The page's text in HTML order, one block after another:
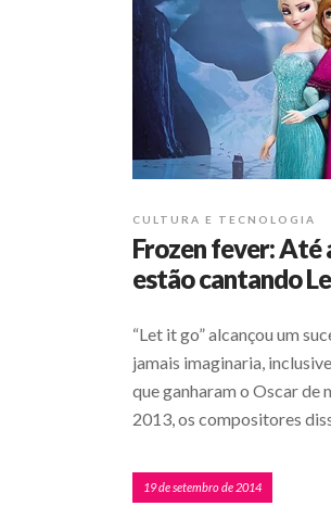
CULTURA E TECNOLOGIA
Frozen fever: Até
estão cantando
“Let it go” alcançou um
jamais imaginaria,
que ganharam o Oscar de
2013, os compositores
19 de setembro de 2014